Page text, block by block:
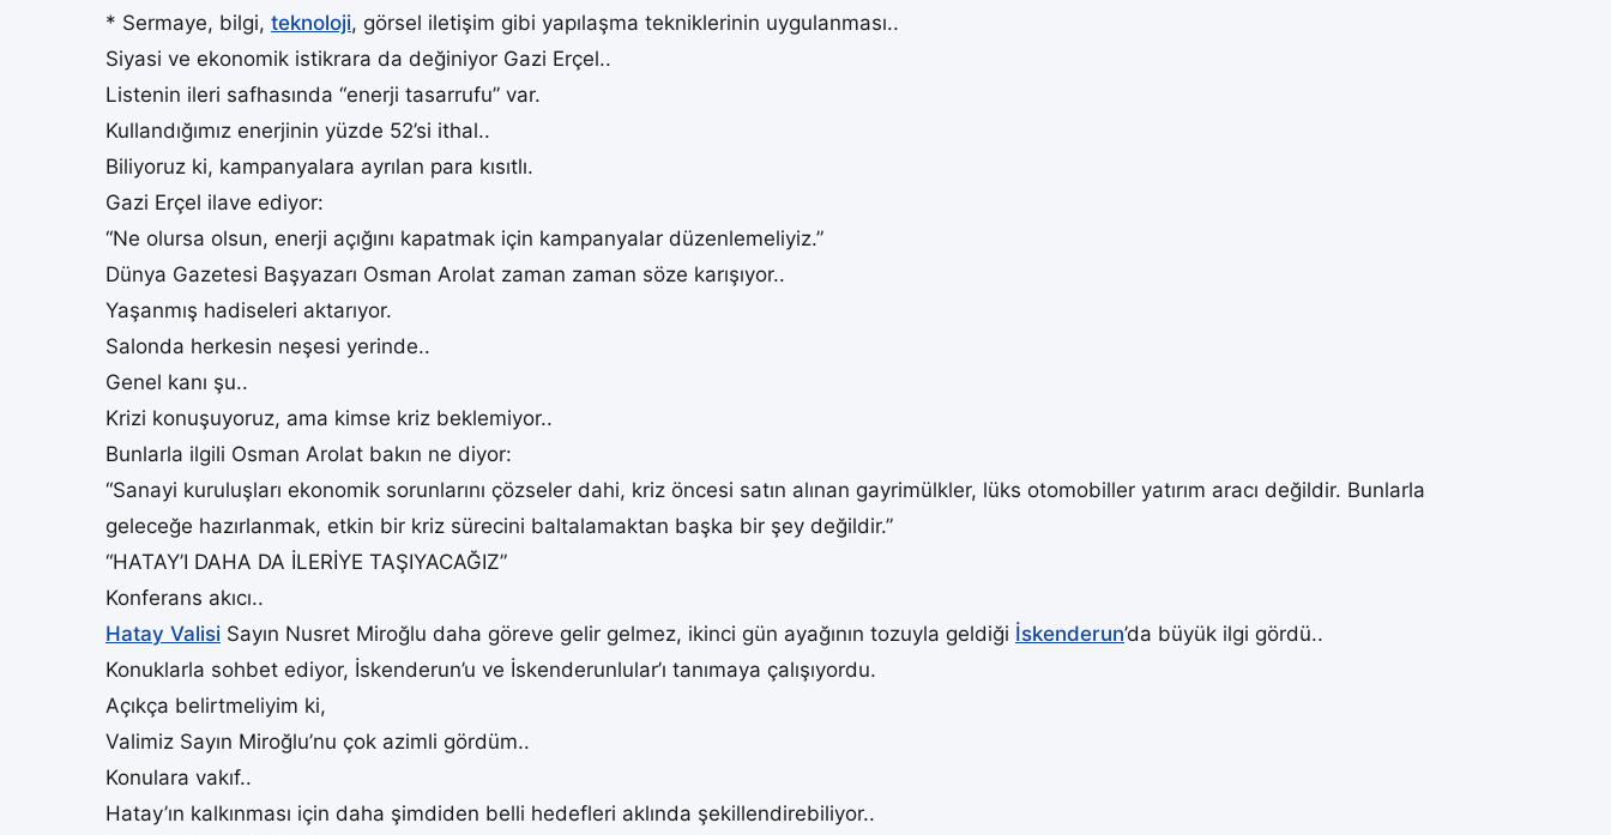
* Sermaye, bilgi, teknoloji, görsel iletişim gibi yapılaşma tekniklerinin uygulanması..
Siyasi ve ekonomik istikrara da değiniyor Gazi Erçel..
Listenin ileri safhasında “enerji tasarrufu” var.
Kullandığımız enerjinin yüzde 52’si ithal..
Biliyoruz ki, kampanyalara ayrılan para kısıtlı.
Gazi Erçel ilave ediyor:
“Ne olursa olsun, enerji açığını kapatmak için kampanyalar düzenlemeliyiz.”
Dünya Gazetesi Başyazarı Osman Arolat zaman zaman söze karışıyor..
Yaşanmış hadiseleri aktarıyor.
Salonda herkesin neşesi yerinde..
Genel kanı şu..
Krizi konuşuyoruz, ama kimse kriz beklemiyor..
Bunlarla ilgili Osman Arolat bakın ne diyor:
“Sanayi kuruluşları ekonomik sorunlarını çözseler dahi, kriz öncesi satın alınan gayrimülkler, lüks otomobiller yatırım aracı değildir. Bunlarla
geleceğe hazırlanmak, etkin bir kriz sürecini baltalamaktan başka bir şey değildir.”
“HATAY’I DAHA DA İLERİYE TAŞIYACAĞIZ”
Konferans akıcı..
Hatay Valisi Sayın Nusret Miroğlu daha göreve gelir gelmez, ikinci gün ayağının tozuyla geldiği İskenderun’da büyük ilgi gördü..
Konuklarla sohbet ediyor, İskenderun’u ve İskenderunlular’ı tanımaya çalışıyordu.
Açıkça belirtmeliyim ki,
Valimiz Sayın Miroğlu’nu çok azimli gördüm..
Konulara vakıf..
Hatay’ın kalkınması için daha şimdiden belli hedefleri aklında şekillendirebiliyor..